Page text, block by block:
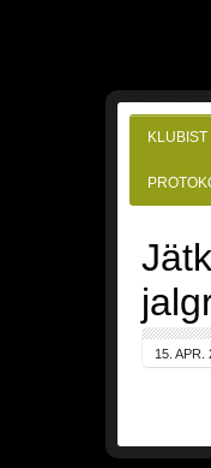
KLUBIST
15. APR.